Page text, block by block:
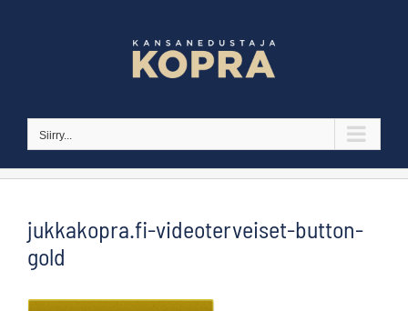
Siirry...
jukkakopra.fi-videoterveiset-button-
gold